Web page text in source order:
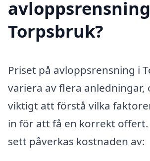
Torpsbruk?
Priset på avloppsrensning i
variera av flera anledningar,
viktigt att förstå vilka
in för att få en korrekt
sett påverkas kostnaden av: